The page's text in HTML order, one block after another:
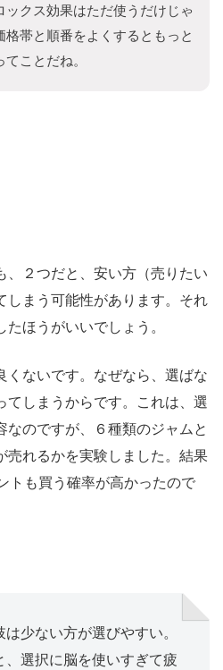
ックス効果はただ使うだけじゃ
格帯と順番をよくするともっと
てことだね。
、２つだと、安い方（売りたい
しまう可能性があります。それ
ほうがいいでしょう。
くないです。なぜなら、選ばな
てしまうからです。これは、選
なのですが、６種類のジャムと
売れるかを実験しました。結果
トも買う確率が高かったので
少ない方が選びやすい。
、選択に脳を使いすぎて疲